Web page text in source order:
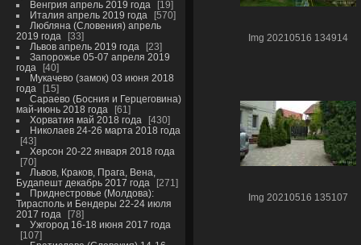
Венгрия апрель 2019 года
19
Италия апрель 2019 года
570
Любляна (Словения) апрель
2019 года
33
Львов апрель 2019 года
23
Запорожье 05-07 апреля 2019
года
40
Мукачево (замок) 03 июня 2018
года
15
Сараево (Босния и Герцеговина)
май-июнь 2018 года
61
Хорватия май 2018 года
430
Николаев 24-26 марта 2018 года
43
Херсон 20-22 января 2018 года
70
Львов, Краков, Прага, Вена,
Будапешт декабрь 2017 года
271
Приднестровье (Молдова):
Тирасполь и Бендеры 22-24 июля
2017 года
78
Ужгород 16-18 июня 2017 года
107
Img 20210516 134914
Img 20210516 135107